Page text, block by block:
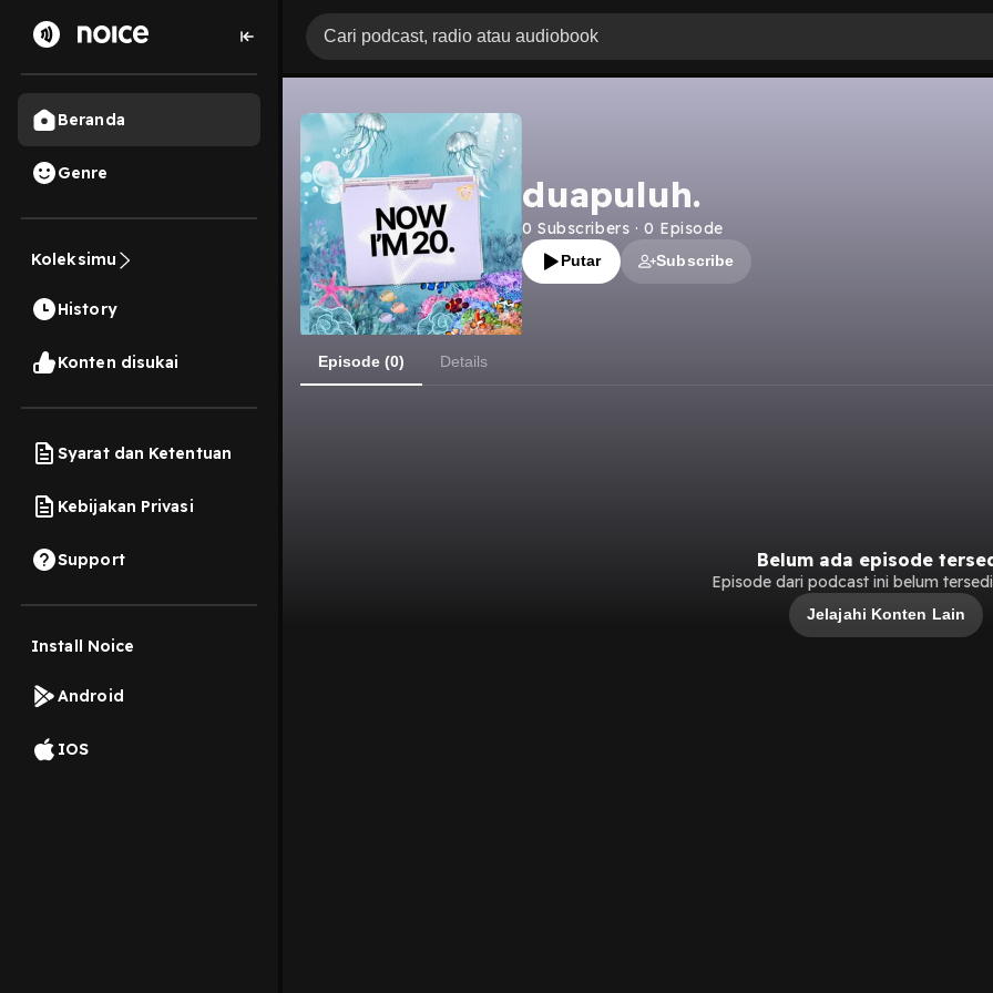
Beranda
Genre
Koleksimu
History
Konten disukai
Syarat dan Ketentuan
Kebijakan Privasi
Support
Install Noice
Android
IOS
duapuluh.
0 Subscribers · 0 Episode
Putar Subscribe
Episode (0) Details
Belum ada episode
Episode dari podcast ini belum
Jelajahi Konten Lain